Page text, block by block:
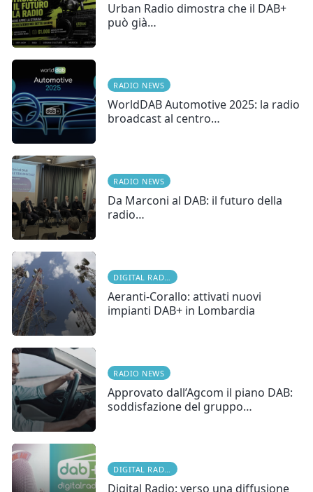
Urban Radio dimostra che il DAB+
può già…
RADIO NEWS
WorldDAB Automotive 2025: la radio
broadcast al centro…
RADIO NEWS
Da Marconi al DAB: il futuro della
radio…
Aeranti-Corallo: attivati nuovi
impianti DAB+ in Lombardia
RADIO NEWS
Approvato dall’Agcom il piano DAB:
soddisfazione del gruppo…
Digital Radio: verso una diffusione